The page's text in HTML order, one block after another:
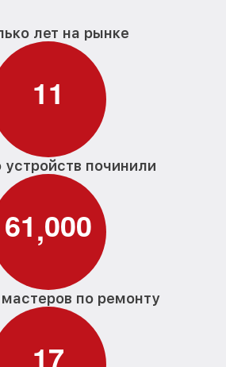
лет на рынке
11
устройств починили
61,000
по ремонту
17